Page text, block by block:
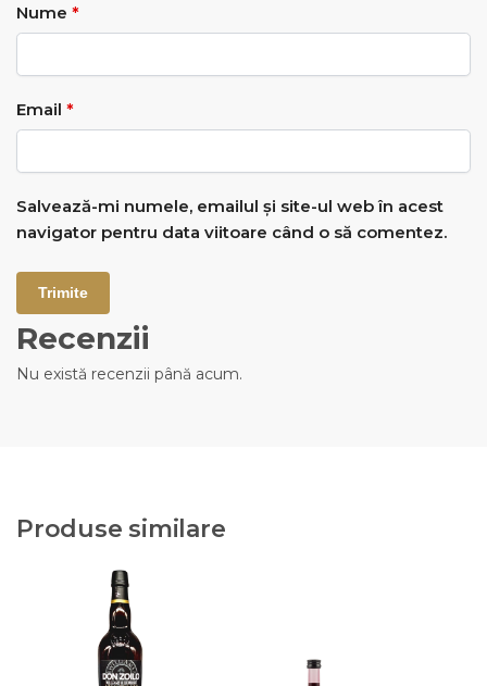
Recenzii
Nu există recenzii până acum.
Nume *
Email *
Salvează-mi numele, emailul și site-ul web în acest
navigator pentru data viitoare când o să comentez.
Produse similare